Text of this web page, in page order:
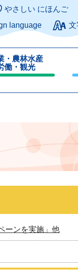
このページの
やさしい にほんご
language
文
・農林水産
働・観光
ーンを実施」他